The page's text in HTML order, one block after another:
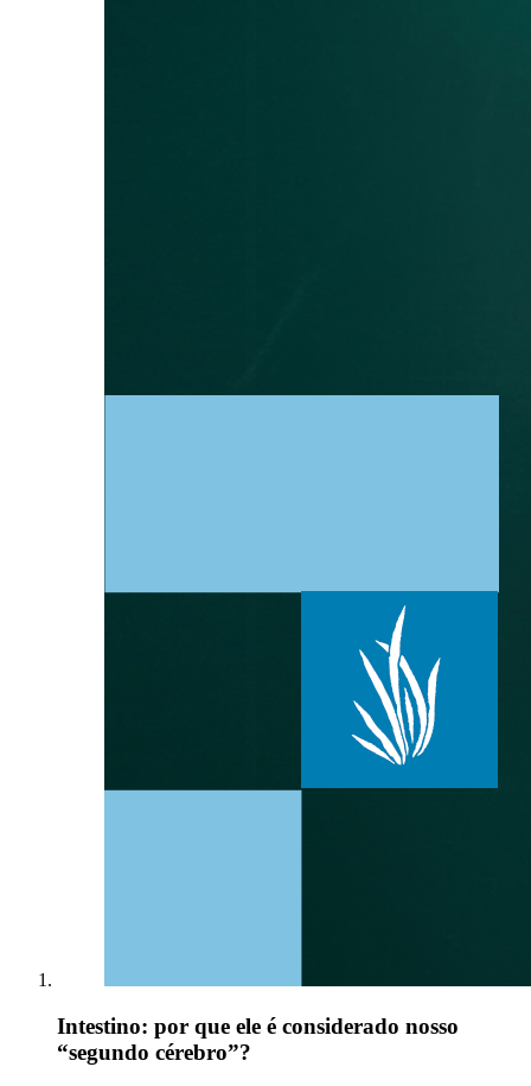
Intestino: por que ele é considerado nosso
“segundo cérebro”?